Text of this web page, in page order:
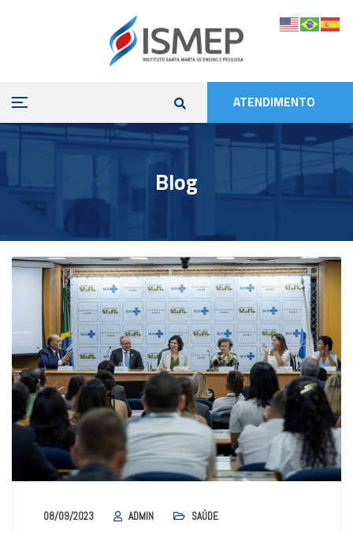
ATENDIMENTO
Blog
08/09/2023 ADMIN SAÚDE